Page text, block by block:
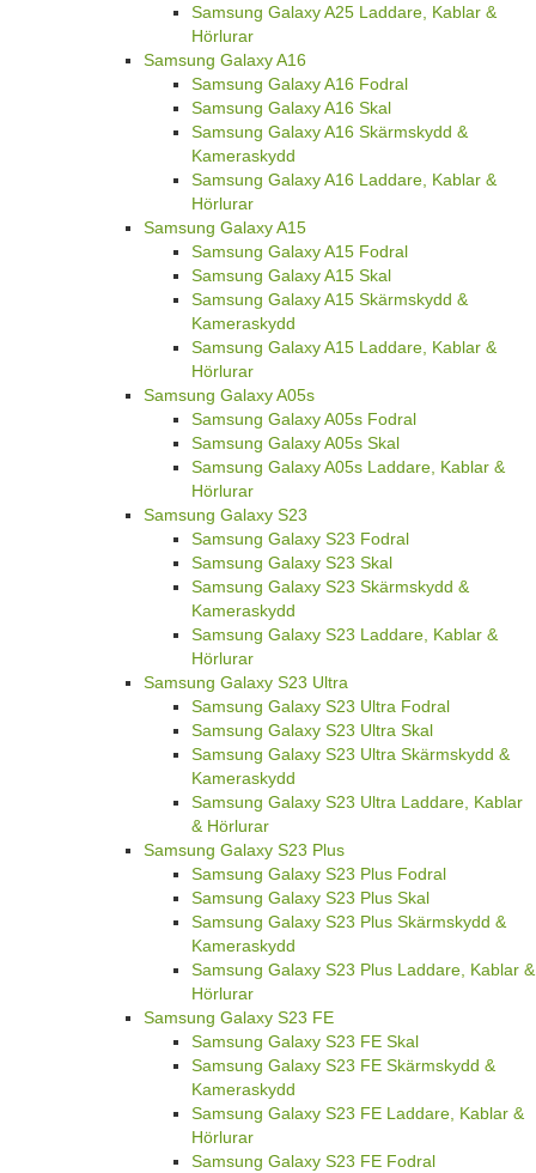
Samsung Galaxy A25 Laddare, Kablar &
Hörlurar
Samsung Galaxy A16
Samsung Galaxy A16 Fodral
Samsung Galaxy A16 Skal
Samsung Galaxy A16 Skärmskydd &
Kameraskydd
Samsung Galaxy A16 Laddare, Kablar &
Hörlurar
Samsung Galaxy A15
Samsung Galaxy A15 Fodral
Samsung Galaxy A15 Skal
Samsung Galaxy A15 Skärmskydd &
Kameraskydd
Samsung Galaxy A15 Laddare, Kablar &
Hörlurar
Samsung Galaxy A05s
Samsung Galaxy A05s Fodral
Samsung Galaxy A05s Skal
Samsung Galaxy A05s Laddare, Kablar &
Hörlurar
Samsung Galaxy S23
Samsung Galaxy S23 Fodral
Samsung Galaxy S23 Skal
Samsung Galaxy S23 Skärmskydd &
Kameraskydd
Samsung Galaxy S23 Laddare, Kablar &
Hörlurar
Samsung Galaxy S23 Ultra
Samsung Galaxy S23 Ultra Fodral
Samsung Galaxy S23 Ultra Skal
Samsung Galaxy S23 Ultra Skärmskydd &
Kameraskydd
Samsung Galaxy S23 Ultra Laddare, Kablar
& Hörlurar
Samsung Galaxy S23 Plus
Samsung Galaxy S23 Plus Fodral
Samsung Galaxy S23 Plus Skal
Samsung Galaxy S23 Plus Skärmskydd &
Kameraskydd
Samsung Galaxy S23 Plus Laddare, Kablar &
Hörlurar
Samsung Galaxy S23 FE
Samsung Galaxy S23 FE Skal
Samsung Galaxy S23 FE Skärmskydd &
Kameraskydd
Samsung Galaxy S23 FE Laddare, Kablar &
Hörlurar
Samsung Galaxy S23 FE Fodral